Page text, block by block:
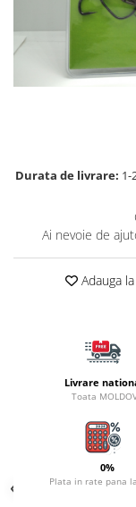
Fire feeder,
Plute si Indicatoare
Platforme feeder,
tripoduri
Accesorii monturi
Accesorii si
Nada, momeala,
Pescuit la rapitor
Lansete la rapitor
Carlige la rapitor
Greutati la rapitor
Accesorii rapitor
Monturi rapitor
Forfaci la rapitor
Durata de livrare: 1-
Ai nevoie de
Adauga
Livrare
Toata
0%
Plata in rate pana